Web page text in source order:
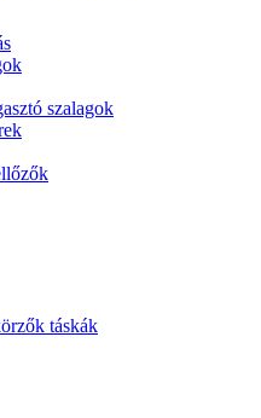
szalagok
táskák